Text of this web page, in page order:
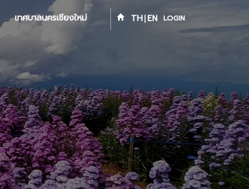
เทศบาลนครเชียงใหม่ TH EN LOGIN